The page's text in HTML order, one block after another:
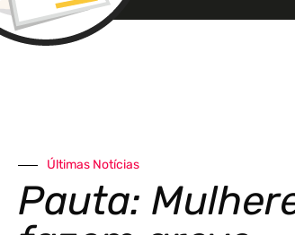
Últimas Notícias
Pauta: